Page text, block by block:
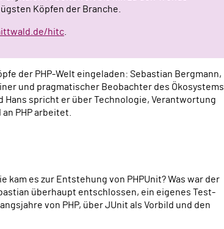
Köpfen der Branche.
hitc
der PHP-Welt eingeladen: Sebastian Bergmann,
und pragmatischer Beobachter des Ökosystems
Hans spricht er über Technologie, Verantwortung
PHP arbeitet.
kam es zur Entstehung von PHPUnit? Was war der
überhaupt entschlossen, ein eigenes Test-
von PHP, über JUnit als Vorbild und den